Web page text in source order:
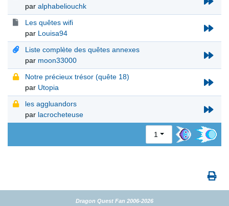
par alphabeliouchk
Les quêtes wifi
par Louisa94
Liste complète des quêtes annexes
par moon33000
Notre précieux trésor (quête 18)
par Utopia
les aggluandors
par lacrocheteuse
1
Dragon Quest Fan 2006-2026